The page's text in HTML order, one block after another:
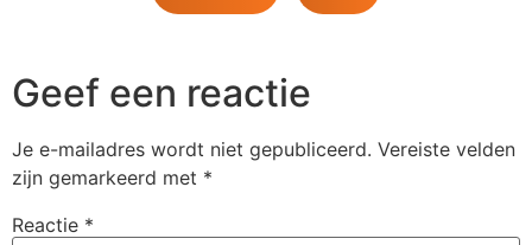
Geef een reactie
Je e-mailadres wordt niet gepubliceerd. Vereiste velden
zijn gemarkeerd met *
Reactie *